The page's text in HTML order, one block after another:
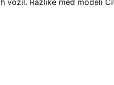
Razlike med modeli